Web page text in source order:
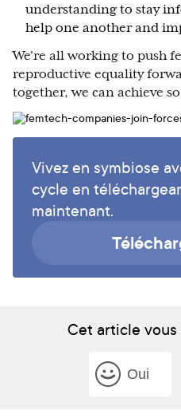
understanding to stay
help one another and
We're all working to push
reproductive equality
together, we can achieve
Vivez en symbiose
cycle en
maintenant.
Cet article
Oui